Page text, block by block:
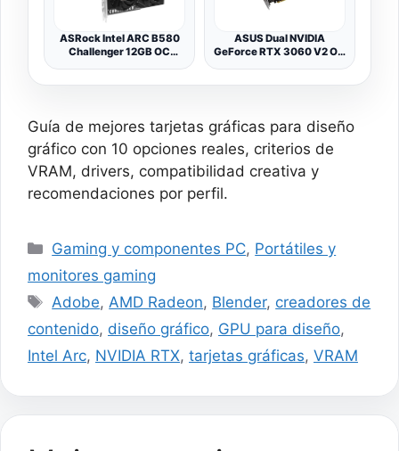
ASRock Intel ARC B580
Challenger 12GB OC
ASUS Dual NVIDIA
GeForce RTX 3060 V2 OC
de 2 Ranuras,
Ventiladores Axial-Tech,
Blanco
Guía de mejores tarjetas gráficas para diseño
gráfico con 10 opciones reales, criterios de
VRAM, drivers, compatibilidad creativa y
recomendaciones por perfil.
Categorías
Gaming y componentes PC, Portátiles y
monitores gaming
Etiquetas
Adobe, AMD Radeon, Blender, creadores de
contenido, diseño gráfico, GPU para diseño,
Intel Arc, NVIDIA RTX, tarjetas gráficas, VRAM